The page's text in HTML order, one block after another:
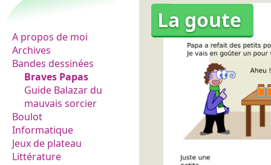
Les fleurs du normal
A propos de moi
Archives
Bandes dessinées
Braves Papas
Guide Balazar du
mauvais sorcier
Boulot
Informatique
Jeux de plateau
Littérature
La goute